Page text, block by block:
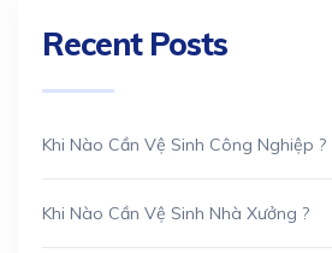
Recent Posts
Khi Nào Cần Vệ Sinh Công Nghiệp ?
Khi Nào Cần Vệ Sinh Nhà Xưởng ?